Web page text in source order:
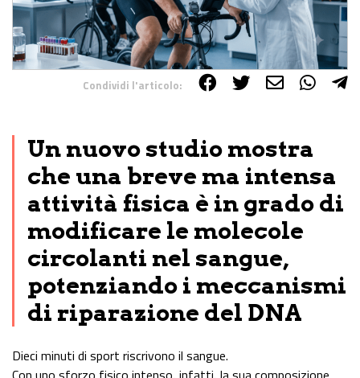
Condividi l'articolo:
Un nuovo studio mostra
che una breve ma intensa
attività fisica è in grado di
modificare le molecole
circolanti nel sangue,
potenziando i meccanismi
di riparazione del DNA
Dieci minuti di sport riscrivono il sangue.